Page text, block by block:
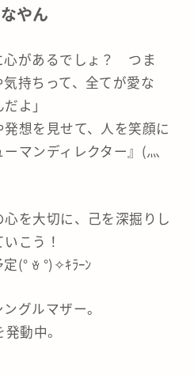
やん
心があるでしょ？ つま
持ちって、全てが愛な
よ」
想を見せて、人を笑顔に
マンディレクター』(灬
を大切に、己を深掘りし
こう！
(° ꈊ °)✧ｷﾗｰﾝ
グルマザー。
動中。